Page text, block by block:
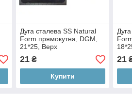
Дуга сталева SS Natural
Form прямокутна, DGM,
21*25, Верх
21₴
Купити
21